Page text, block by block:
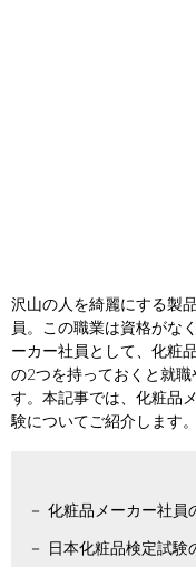
沢山の人を綺麗にする製
員。この職業は資格がな
ーカー社員として、化粧
の2つを持っておくと就
す。本記事では、化粧品
験についてご紹介します。
化粧品メーカー社員
日本化粧品検定試験